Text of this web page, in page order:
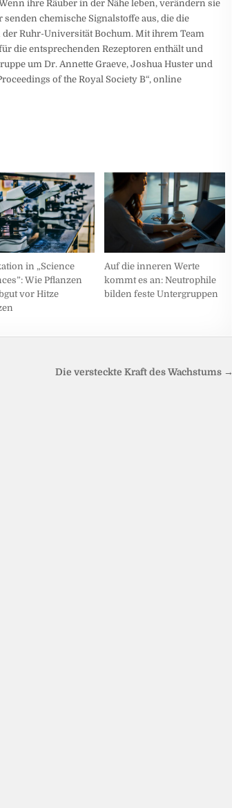
ihre Räuber in der Nähe leben, verändern sie
chemische Signalstoffe aus, die die
Ruhr-Universität Bochum. Mit ihrem Team
die entsprechenden Rezeptoren enthält und
um Dr. Annette Graeve, Joshua Huster und
of the Royal Society B“, online
in „Science
Wie Pflanzen
vor Hitze
Auf die inneren Werte
kommt es an: Neutrophile
bilden feste Untergruppen
Die versteckte Kraft des Wachstums →